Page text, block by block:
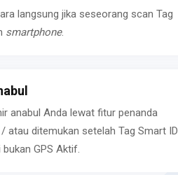
langsung jika seseorang scan Tag
smartphone.
anabul Anda lewat fitur penanda
atau ditemukan setelah Tag Smart ID
GPS Aktif.